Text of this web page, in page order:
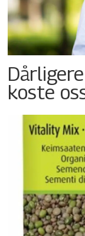
koste